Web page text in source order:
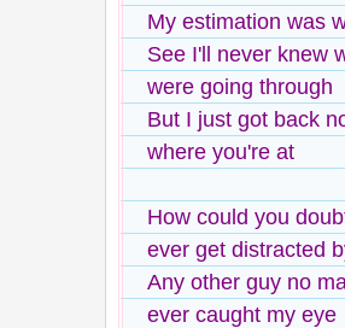
My estimation was
See I'll never knew
were going through
But I just got back
where you're at
How could you
ever get distracted
Any other guy no
ever caught my eye